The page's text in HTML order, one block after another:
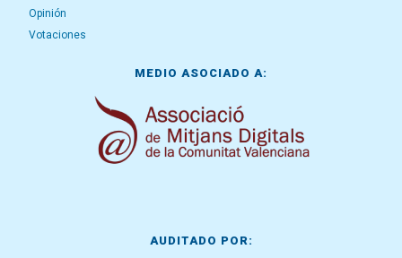
Opinión
Votaciones
MEDIO ASOCIADO A:
AUDITADO POR: